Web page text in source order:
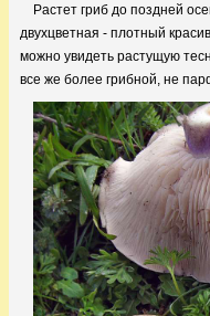
Растет гриб до поздней
двухцветная - плотный
можно увидеть растущую
все же более грибной, не